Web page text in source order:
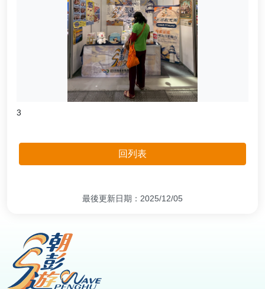
3
回列表
最後更新日期：2025/12/05